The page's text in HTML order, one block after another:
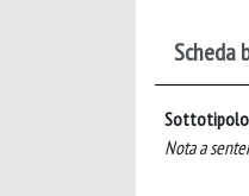
Scheda
Nota a